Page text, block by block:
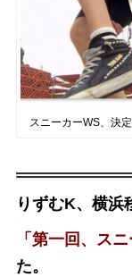
スニーカーWS、決
りずむK、横浜
「第一回、ス
た。